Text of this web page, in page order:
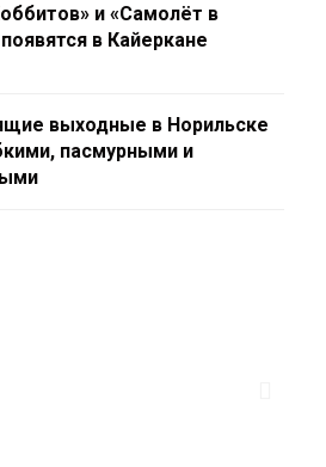
и «Самолёт в
в Кайеркане
выходные в Норильске
пасмурными и